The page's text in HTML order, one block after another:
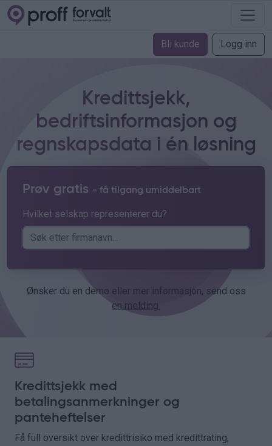
Bli kunde Logg inn
Kredittsjekk,
bedriftsinformasjon og
regnskapsdata i én løsning
Prøv gratis - få tilgang umiddelbart
Hvilket selskap representerer du?
Ønsker du en demo eller mer informasjon, send oss
en melding.
Kredittsjekk med
betalingsanmerkninger og
panteheftelser
Få full oversikt over kredittrisiko med kredittrating,